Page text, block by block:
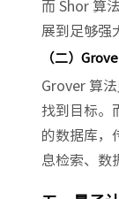
而 Shor 算
展到足够强
（二）
Grover 算
找到目标。
的数据库，
息检索、数